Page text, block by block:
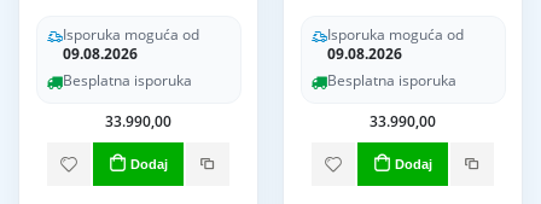
Isporuka moguća od
09.08.2026
Besplatna isporuka
33.990,00
Dodaj
Isporuka moguća od
09.08.2026
Besplatna isporuka
33.990,00
Dodaj